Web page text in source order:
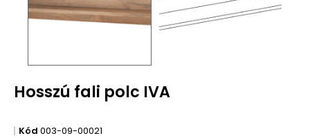
Hosszú fali polc IVA
Kód 003-09-00021